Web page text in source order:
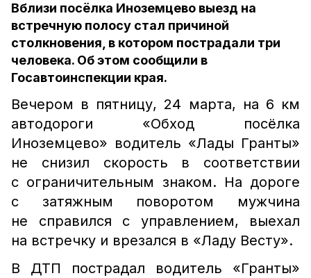
Вблизи посёлка Иноземцево выезд на
встречную полосу стал причиной
столкновения, в котором пострадали три
человека. Об этом сообщили в
Госавтоинспекции края.
Вечером в пятницу, 24 марта, на 6 км
автодороги «Обход посёлка
Иноземцево» водитель «Лады Гранты»
не снизил скорость в соответствии
с ограничительным знаком. На дороге
с затяжным поворотом мужчина
не справился с управлением, выехал
на встречку и врезался в «Ладу Весту».
В ДТП пострадал водитель «Гранты»